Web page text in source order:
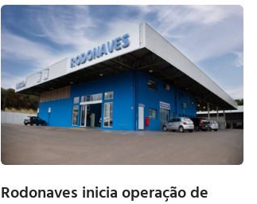
Rodonaves inicia operação de